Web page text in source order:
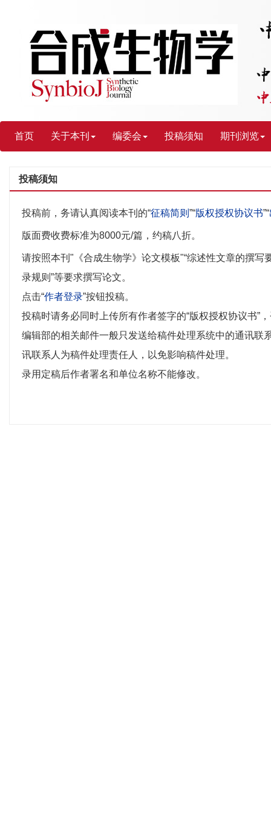
首页 关于本刊 编委会 投稿须知 期刊浏览
投稿须知
投稿前，务请认真阅读本刊的“征稿简则 ”“版权授权协议书”“
版面费收费标准为8000元/篇，约稿八折。
请按照本刊"《合成生物学》论文模板"“综述性文章的撰写
录规则”等要求撰写论文。
点击“作者登录”按钮投稿。
投稿时请务必同时上传所有作者签字的“版权授权协议书”
编辑部的相关邮件一般只发送给稿件处理系统中的通讯联
讯联系人为稿件处理责任人，以免影响稿件处理。
录用定稿后作者署名和单位名称不能修改。